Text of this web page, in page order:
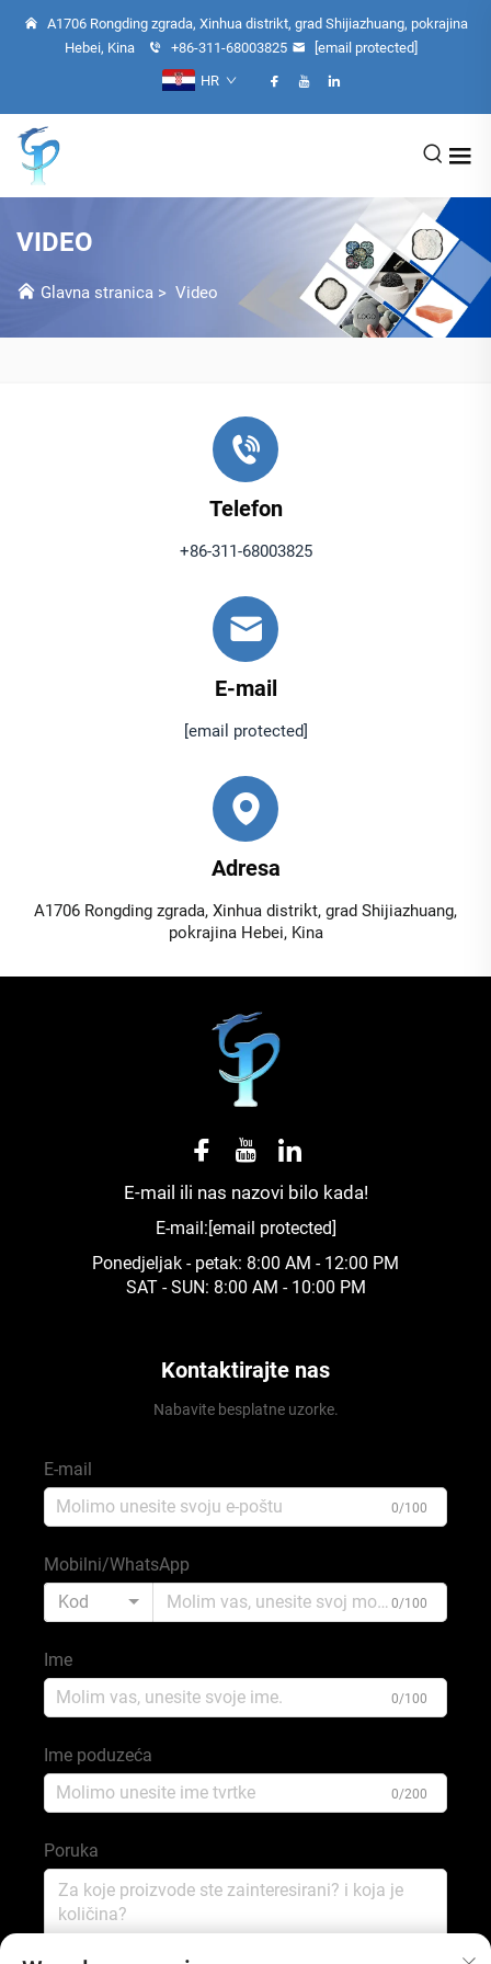
A1706 Rongding zgrada, Xinhua distrikt, grad Shijiazhuang, pokrajina
Hebei, Kina
+86-311-68003825
[email protected]
HR
VIDEO
Glavna stranica > Video
Telefon
+86-311-68003825
E-mail
[email protected]
Adresa
A1706 Rongding zgrada, Xinhua distrikt, grad Shijiazhuang,
pokrajina Hebei, Kina
E-mail ili nas nazovi bilo kada!
E-mail:[email protected]
Ponedjeljak - petak: 8:00 AM - 12:00 PM
SAT - SUN: 8:00 AM - 10:00 PM
Kontaktirajte nas
Nabavite besplatne uzorke.
E-mail
0/100
Mobilni/WhatsApp
Kod
0/100
Ime
0/100
Ime poduzeća
0/200
Poruka